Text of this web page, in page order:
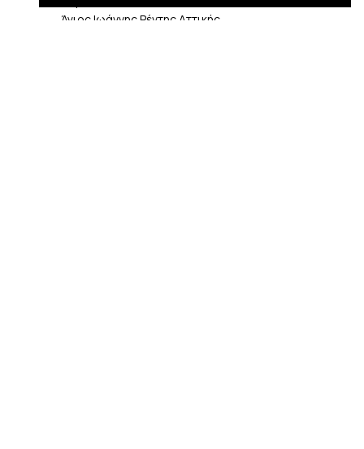
Άγιος Ιωάννης Ρέντης Αττικής